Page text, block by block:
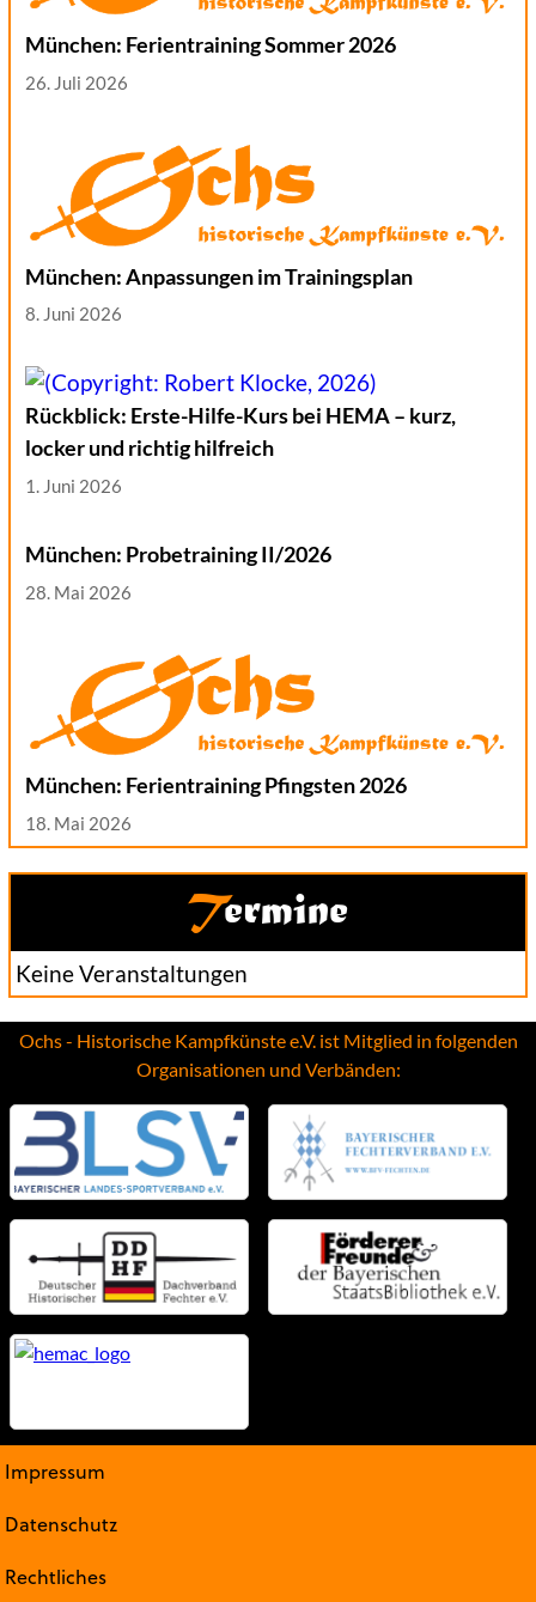
München: Ferientraining Sommer 2026
26. Juli 2026
München: Anpassungen im Trainingsplan
8. Juni 2026
Rückblick: Erste-Hilfe-Kurs bei HEMA – kurz,
locker und richtig hilfreich
1. Juni 2026
München: Probetraining II/2026
28. Mai 2026
München: Ferientraining Pfingsten 2026
18. Mai 2026
Termine
Keine Veranstaltungen
Ochs - Historische Kampfkünste e.V. ist Mitglied in folgenden
Organisationen und Verbänden:
Impressum
Datenschutz
Rechtliches